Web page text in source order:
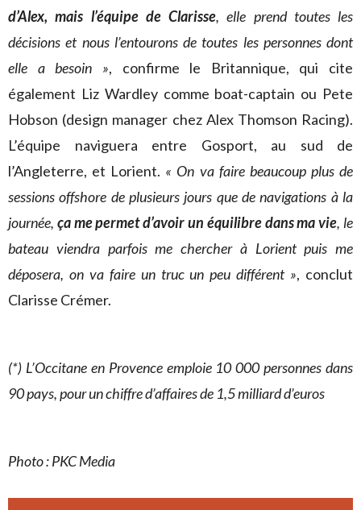
d’Alex, mais l’équipe de Clarisse, elle prend toutes les
décisions et nous l’entourons de toutes les personnes dont
elle a besoin », confirme le Britannique, qui cite
également Liz Wardley comme boat-captain ou Pete
Hobson (design manager chez Alex Thomson Racing).
L’équipe naviguera entre Gosport, au sud de
l’Angleterre, et Lorient. « On va faire beaucoup plus de
sessions offshore de plusieurs jours que de navigations à la
journée, ça me permet d’avoir un équilibre dans ma vie, le
bateau viendra parfois me chercher à Lorient puis me
déposera, on va faire un truc un peu différent », conclut
Clarisse Crémer.
(*) L’Occitane en Provence emploie 10 000 personnes dans
90 pays, pour un chiffre d’affaires de 1,5 milliard d’euros
Photo : PKC Media